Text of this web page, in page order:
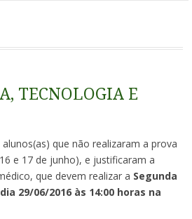
TECNOLOGIA E
que não realizaram a prova
e 17 de junho), e justificaram a
que devem realizar a Segunda
29/06/2016 às 14:00 horas na